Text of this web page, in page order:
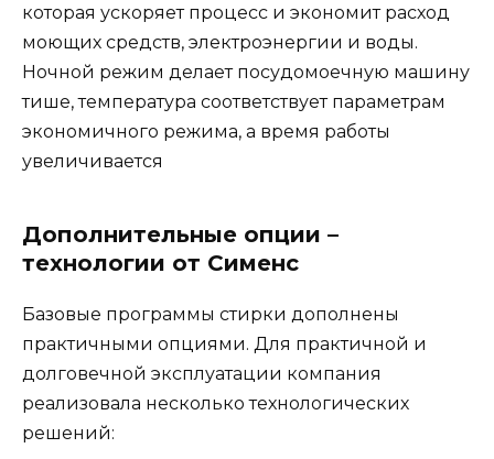
которая ускоряет процесс и экономит расход
моющих средств, электроэнергии и воды.
Ночной режим делает посудомоечную машину
тише, температура соответствует параметрам
экономичного режима, а время работы
увеличивается
Дополнительные опции –
технологии от Сименс
Базовые программы стирки дополнены
практичными опциями. Для практичной и
долговечной эксплуатации компания
реализовала несколько технологических
решений: